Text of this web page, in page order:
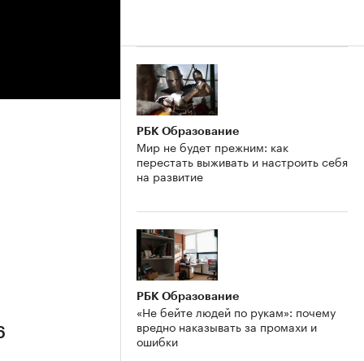
РБК Образование
Мир не будет прежним: как
перестать выживать и настроить себя
на развитие
РБК Образование
«Не бейте людей по рукам»: почему
вредно наказывать за промахи и
ошибки